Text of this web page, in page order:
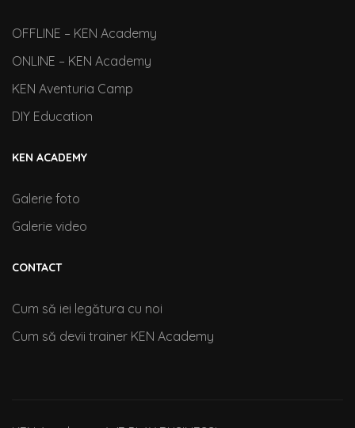
OFFLINE – KEN Academy
ONLINE – KEN Academy
KEN Aventuria Camp
DIY Education
KEN ACADEMY
Galerie foto
Galerie video
CONTACT
Cum să iei legătura cu noi
Cum să devii trainer KEN Academy